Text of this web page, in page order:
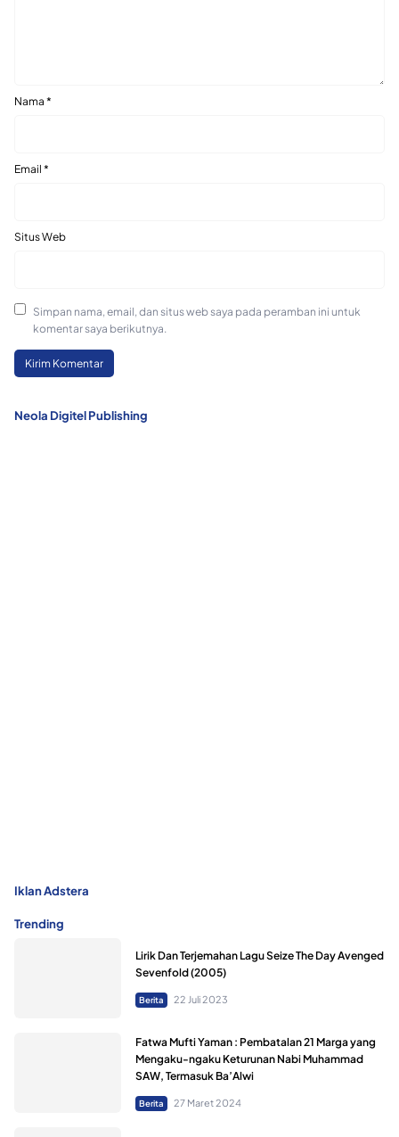
Nama *
Email *
Situs Web
Simpan nama, email, dan situs web saya pada peramban ini untuk
komentar saya berikutnya.
Neola Digitel Publishing
Iklan Adstera
Trending
Lirik Dan Terjemahan Lagu Seize The Day Avenged
Sevenfold (2005)
Berita 22 Juli 2023
Fatwa Mufti Yaman : Pembatalan 21 Marga yang
Mengaku-ngaku Keturunan Nabi Muhammad
SAW, Termasuk Ba’Alwi
Berita 27 Maret 2024